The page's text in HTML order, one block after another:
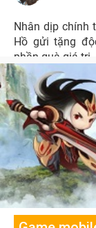
Nhân dịp chính
Hồ gửi tặng
phần quà giá trị.